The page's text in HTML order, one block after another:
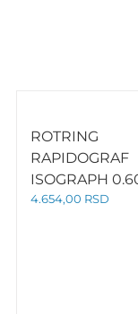
ROTRING
RAPIDOGRAF
ISOGRAPH
4.654,00 RSD